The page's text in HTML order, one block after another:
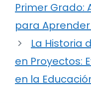
Primer Grado:
para
La Historia
en Proyectos:
en la